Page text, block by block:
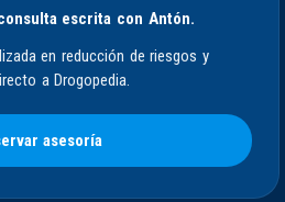
escrita con Antón.
en reducción de riesgos y
a Drogopedia.
asesoría